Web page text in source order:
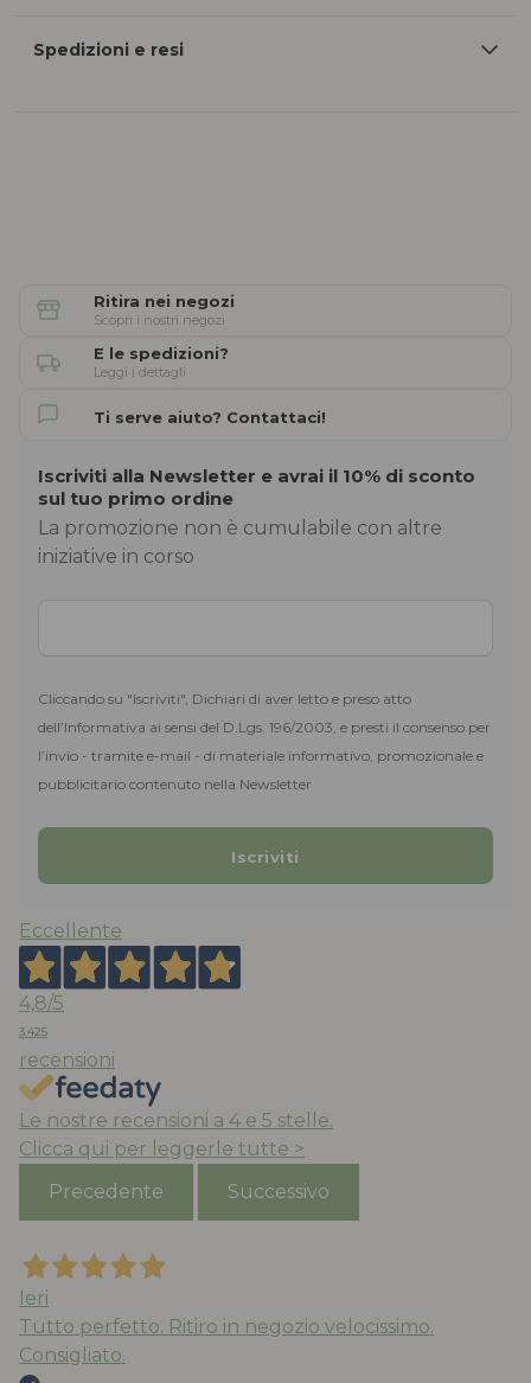
Spedizioni e resi
Ritira nei negozi
Scopri i nostri negozi
E le spedizioni?
Leggi i dettagli
Ti serve aiuto? Contattaci!
Iscriviti alla Newsletter e avrai il 10% di sconto
sul tuo primo ordine
La promozione non è cumulabile con altre
iniziative in corso
Cliccando su "Iscriviti", Dichiari di aver letto e preso atto
dell’Informativa ai sensi del D.Lgs. 196/2003, e presti il consenso per
l’invio - tramite e-mail - di materiale informativo, promozionale e
pubblicitario contenuto nella Newsletter
Eccellente
4,8/5
3.425
recensioni
Le nostre recensioni a 4 e 5 stelle.
Clicca qui per leggerle tutte >
Precedente
Successivo
Ieri
Tutto perfetto. Ritiro in negozio velocissimo.
Consigliato.